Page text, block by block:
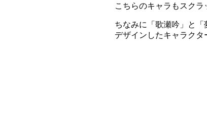
こちらのキャラもスクラ
ちなみに「歌瀬吟」と
デザインしたキャラクタ